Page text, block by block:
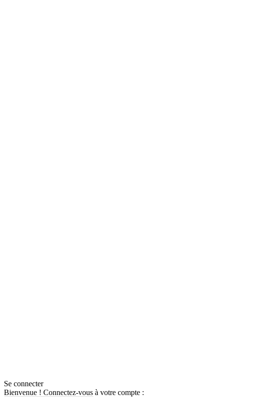
Se connecter
Bienvenue ! Connectez-vous à votre compte :